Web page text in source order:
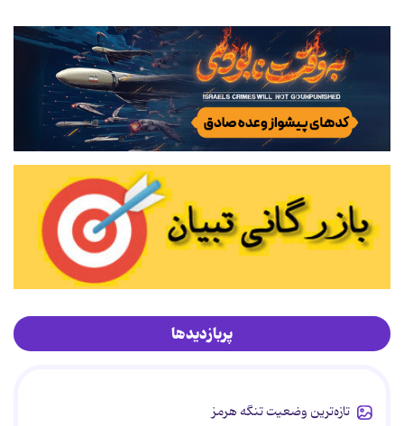
پربازدیدها
تازه‌ترین وضعیت تنگه هرمز